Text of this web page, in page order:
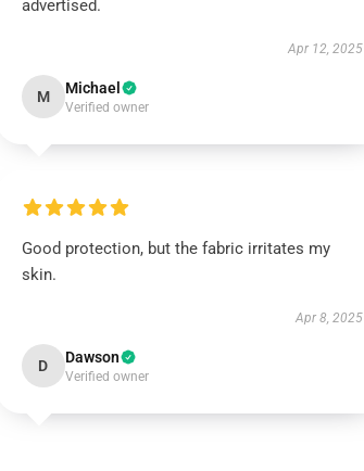
advertised.
Apr 12, 2025
M Michael
Verified owner
Good protection, but the fabric irritates my
skin.
Apr 8, 2025
D Dawson
Verified owner